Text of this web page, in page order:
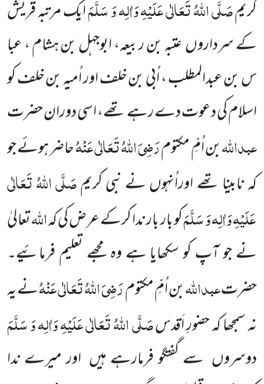
کریمصَلَّی اللّٰہُ تَعَالٰی عَلَیْہِ وَاٰلِہ وَ سَلَّمَایک مرتبہ قریش
کے سرداروںعتبہ بنربیعہ، ابوجہل بن ہشام ، عبا
س بن عبدالمطلب ، اُبی بن خلف اور اُمیہ بن خلف کو
اسلام کی دعوت دے رہے تھے، اسیدوران حضرت
عبداللّٰہبن اُمِّ مکتومرَضِیَ اللّٰہُ تَعَالٰی عَنْہُحاضر ہوئے جو
کہ نابینا تھے اوراُنہوں نے نبی کریمصَلَّی اللّٰہُ تَعَالٰی
عَلَیْہِ وَاٰلِہ وَسَلَّمَکو بار بار ندا کرکے عرض کی کہاللّٰہتعالیٰ
نے جو آپ کو سکھایا ہے وہ مجھے تعلیم فرمائیے۔
حضرتعبداللّٰہبن اُمِّ مکتومرَضِیَ اللّٰہُ تَعَالٰی عَنْہُنے یہ
نہ سمجھا کہ حضورِ اَقدسصَلَّی اللّٰہُ تَعَالٰی عَلَیْہِ وَاٰلِہ وَ سَلَّمَ
دوسروں سے گفتگو فرمارہے ہیں اور میرے ندا